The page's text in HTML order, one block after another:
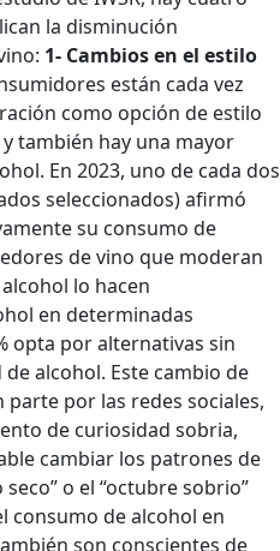
la disminución
1- Cambios en el estilo
están cada vez
como opción de estilo
también hay una mayor
En 2023, uno de cada dos
seleccionados) afirmó
su consumo de
de vino que moderan
lo hacen
en determinadas
opta por alternativas sin
alcohol. Este cambio de
por las redes sociales,
de curiosidad sobria,
cambiar los patrones de
o el “octubre sobrio”
consumo de alcohol en
son conscientes de